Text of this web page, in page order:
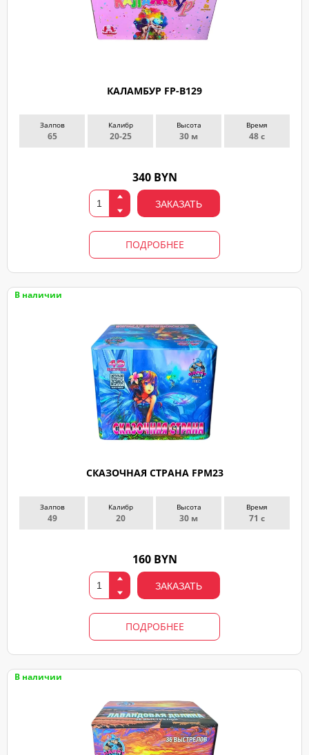
КАЛАМБУР FP-B129
Залпов
65
Калибр
20-25
Высота
30 м
Время
48 с
340 BYN
ЗАКАЗАТЬ
ПОДРОБНЕЕ
В наличии
СКАЗОЧНАЯ СТРАНА FPM23
Залпов
49
Калибр
20
Высота
30 м
Время
71 с
160 BYN
ЗАКАЗАТЬ
ПОДРОБНЕЕ
В наличии